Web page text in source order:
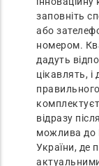
заповніть
або
номером.
дадуть
цікавлять,
відразу
можлива до
України, де